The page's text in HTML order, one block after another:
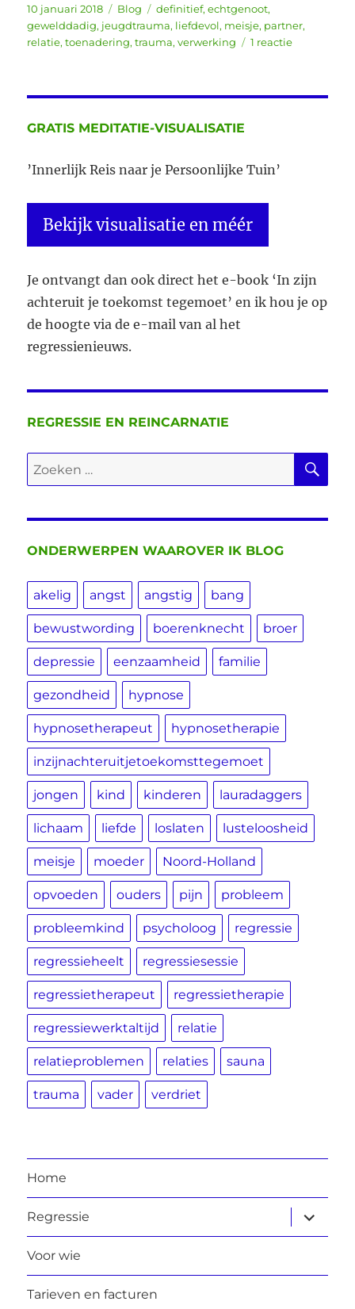
Geplaatst
op
10 januari 2018 Categorieën
Blog Tags
definitief,echtgenoot,
gewelddadig, jeugdtrauma, liefdevol, meisje, partner,
relatie,toenadering,trauma,verwerking 1 reactieop
GRATIS MEDITATIE-VISUALISATIE
’Innerlijk Reis naar je Persoonlijke Tuin’
Bekijk visualisatie en méér
Je ontvangt dan ook direct het e-book ‘In zijn
achteruit je toekomst tegemoet’ en ik hou je op
de hoogte via de e-mail van al het
regressienieuws.
REGRESSIE EN REINCARNATIE
Zoeken
naar:
ONDERWERPEN WAAROVER IK BLOG
akelig angst angstig bang
bewustwording boerenknecht broer
depressie eenzaamheid familie
gezondheid hypnose
hypnosetherapeut hypnosetherapie
inzijnachteruitjetoekomsttegemoet
jongen kind kinderen lauradaggers
lichaam liefde loslaten lusteloosheid
meisje moeder Noord-Holland
opvoeden ouders pijn probleem
probleemkind psycholoog regressie
regressieheelt regressiesessie
regressietherapeut regressietherapie
regressiewerktaltijd relatie
relatieproblemen relaties sauna
trauma vader verdriet
Home
Regressie
Voor wie
Tarieven en facturen